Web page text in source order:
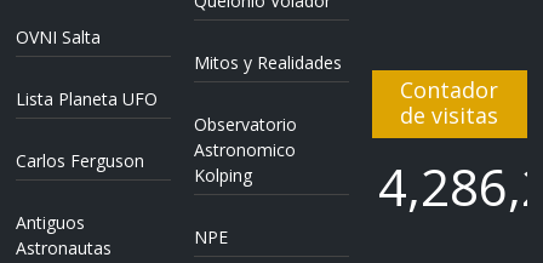
OVNI Salta
Lista Planeta UFO
Carlos Ferguson
Antiguos
Astronautas
Mitos y Realidades
Observatorio
Astronomico
Kolping
NPE
Contador
de visitas